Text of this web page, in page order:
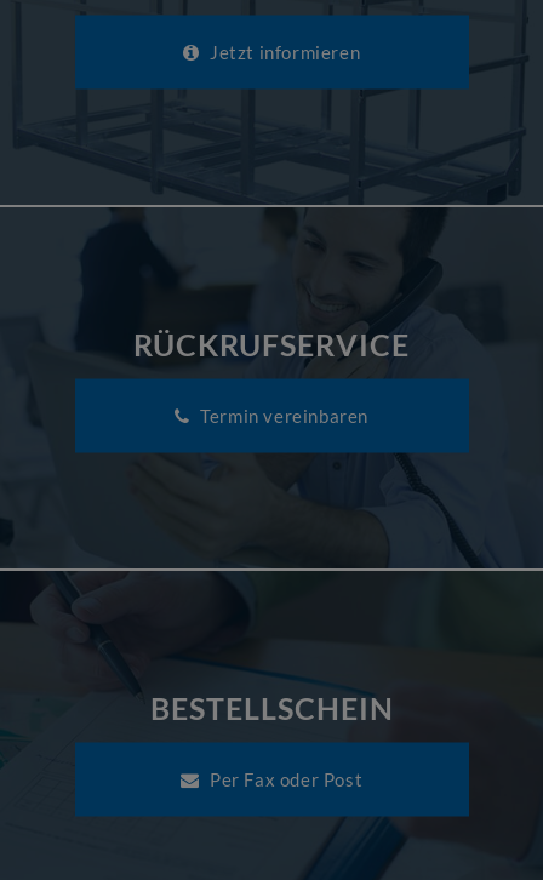
Jetzt informieren
RÜCKRUFSERVICE
Termin vereinbaren
BESTELLSCHEIN
Per Fax oder Post